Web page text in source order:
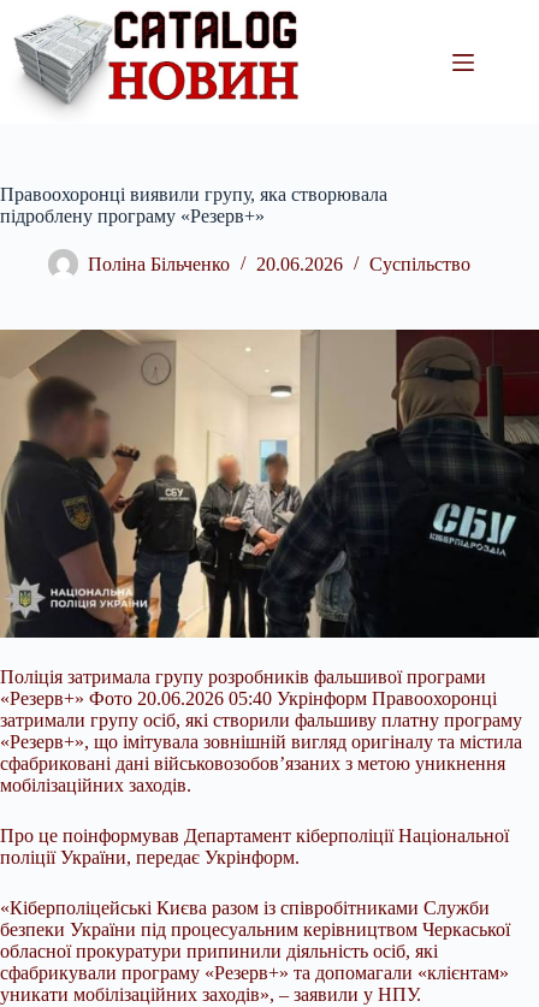
вмісту
Правоохоронці виявили групу, яка створювала
підроблену програму «Резерв+»
Поліна Більченко 20.06.2026 Суспільство
Поліція затримала групу розробників фальшивої програми
«Резерв+» Фото 20.06.2026 05:40 Укрінформ Правоохоронці
затримали групу осіб, які створили фальшиву платну програму
«Резерв+», що імітувала зовнішній вигляд оригіналу та містила
сфабриковані дані військовозобов’язаних з метою уникнення
мобілізаційних заходів.
Про це поінформував Департамент кіберполіції Національної
поліції України, передає Укрінформ.
«Кіберполіцейські Києва разом із співробітниками Служби
безпеки України під процесуальним керівництвом Черкаської
обласної прокуратури припинили діяльність осіб, які
сфабрикували програму «Резерв+» та допомагали «клієнтам»
уникати мобілізаційних заходів», – заявили у НПУ.